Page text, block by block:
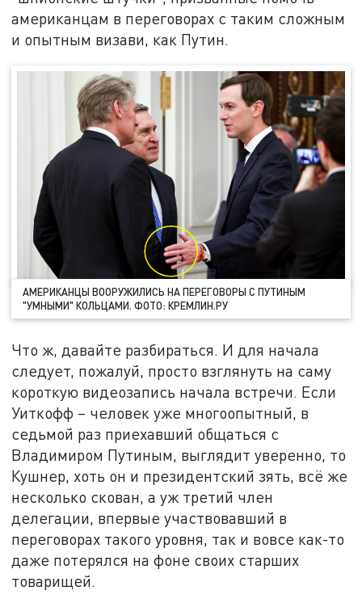
американцам в переговорах с таким сложным
и опытным визави, как Путин.
АМЕРИКАНЦЫ ВООРУЖИЛИСЬ НА ПЕРЕГОВОРЫ С ПУТИНЫМ
"УМНЫМИ" КОЛЬЦАМИ. ФОТО: КРЕМЛИН.РУ
Что ж, давайте разбираться. И для начала
следует, пожалуй, просто взглянуть на саму
короткую видеозапись начала встречи. Если
Уиткофф – человек уже многоопытный, в
седьмой раз приехавший общаться с
Владимиром Путиным, выглядит уверенно, то
Кушнер, хоть он и президентский зять, всё же
несколько скован, а уж третий член
делегации, впервые участвовавший в
переговорах такого уровня, так и вовсе как-то
даже потерялся на фоне своих старших
товарищей.